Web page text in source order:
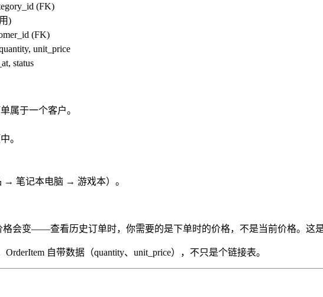
(FK)
)
(FK)
unit_price
status
属于一个客户。
。
→ 笔记本电脑 → 游戏本）。
格会变——查看历史订单时，你需要的是下单时的价格，不是当前价格。这
自带数据（quantity、unit_price），不只是个链接表。